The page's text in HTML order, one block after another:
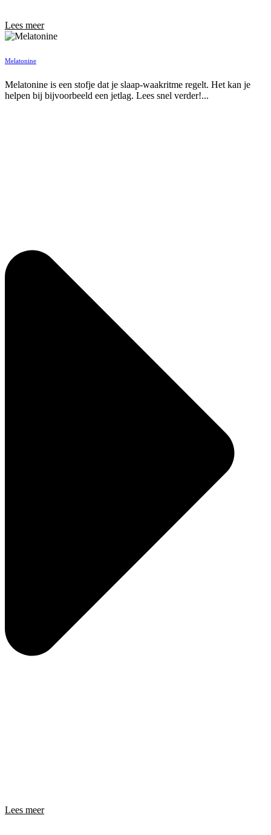
Lees meer
Melatonine
Melatonine is een stofje dat je slaap-waakritme regelt. Het kan je
helpen bij bijvoorbeeld een jetlag. Lees snel verder!...
Lees meer